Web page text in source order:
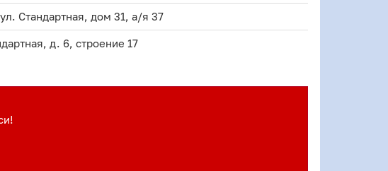
Стандартная, дом 31, а/я 37
д. 6, строение 17